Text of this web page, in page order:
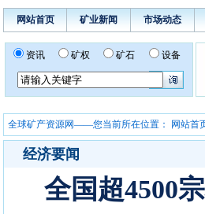
网站首页 矿业新闻 市场动态
资讯 矿权 矿石 设备
全球矿产资源网——您当前所在位置： 网站首
经济要闻
全国超4500